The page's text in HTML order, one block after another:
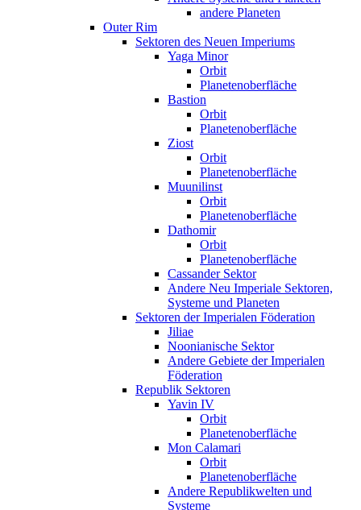
andere Planeten
Outer Rim
Sektoren des Neuen Imperiums
Yaga Minor
Orbit
Planetenoberfläche
Bastion
Orbit
Planetenoberfläche
Ziost
Orbit
Planetenoberfläche
Muunilinst
Orbit
Planetenoberfläche
Dathomir
Orbit
Planetenoberfläche
Cassander Sektor
Andere Neu Imperiale Sektoren,
Systeme und Planeten
Sektoren der Imperialen Föderation
Jiliae
Noonianische Sektor
Andere Gebiete der Imperialen
Föderation
Republik Sektoren
Yavin IV
Orbit
Planetenoberfläche
Mon Calamari
Orbit
Planetenoberfläche
Andere Republikwelten und
Systeme